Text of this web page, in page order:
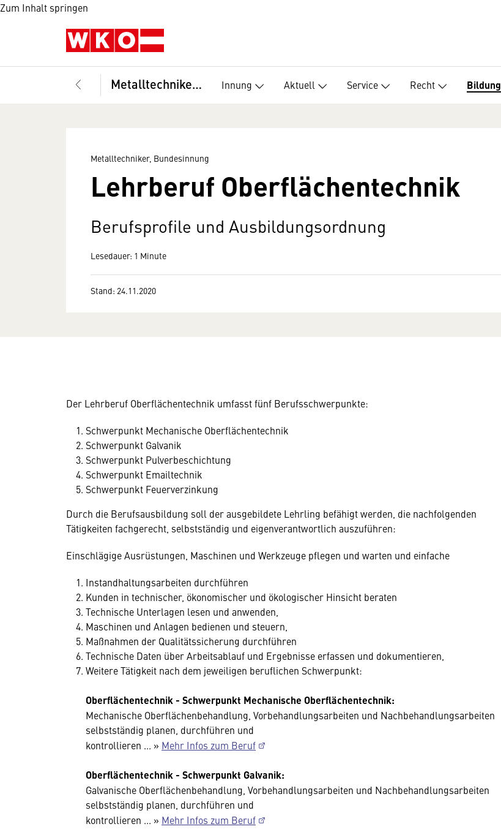
Zum Inhalt springen
Metalltechniker, Bundesinnung Innung Aktuell Service Recht Bildung
Metalltechniker, Bundesinnung
Lehrberuf Oberflächentechnik
Berufsprofile und Ausbildungsordnung
Lesedauer: 1 Minute
Stand: 24.11.2020
Der Lehrberuf Oberflächentechnik umfasst fünf Berufsschwerpunkte:
Schwerpunkt Mechanische Oberflächentechnik
Schwerpunkt Galvanik
Schwerpunkt Pulverbeschichtung
Schwerpunkt Emailtechnik
Schwerpunkt Feuerverzinkung
Durch die Berufsausbildung soll der ausgebildete Lehrling befähigt werden, die nachfolgenden
Tätigkeiten fachgerecht, selbstständig und eigenverantwortlich auszuführen:
Einschlägige Ausrüstungen, Maschinen und Werkzeuge pflegen und warten und einfache
Instandhaltungsarbeiten durchführen
Kunden in technischer, ökonomischer und ökologischer Hinsicht beraten
Technische Unterlagen lesen und anwenden,
Maschinen und Anlagen bedienen und steuern,
Maßnahmen der Qualitätssicherung durchführen
Technische Daten über Arbeitsablauf und Ergebnisse erfassen und dokumentieren,
Weitere Tätigkeit nach dem jeweiligen beruflichen Schwerpunkt:
Oberflächentechnik - Schwerpunkt Mechanische Oberflächentechnik:
Mechanische Oberflächenbehandlung, Vorbehandlungsarbeiten und Nachbehandlungsarbeiten
selbstständig planen, durchführen und
kontrollieren ... » Mehr Infos zum Beruf
Oberflächentechnik - Schwerpunkt Galvanik:
Galvanische Oberflächenbehandlung, Vorbehandlungsarbeiten und Nachbehandlungsarbeiten
selbstständig planen, durchführen und
kontrollieren ... » Mehr Infos zum Beruf